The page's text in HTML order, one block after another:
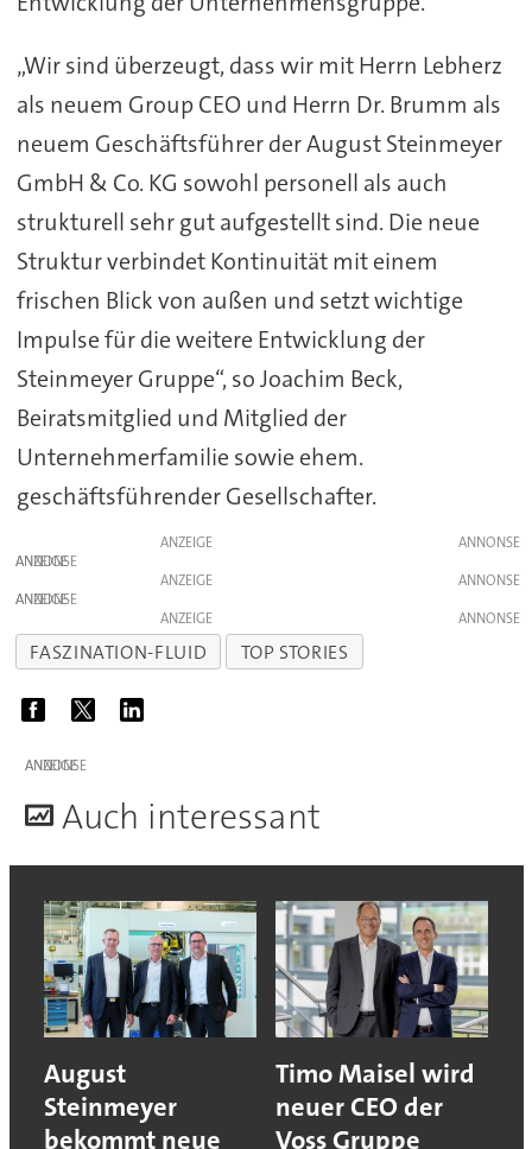
„Wir sind überzeugt, dass wir mit Herrn Lebherz
als neuem Group CEO und Herrn Dr. Brumm als
neuem Geschäftsführer der August Steinmeyer
GmbH & Co. KG sowohl personell als auch
strukturell sehr gut aufgestellt sind. Die neue
Struktur verbindet Kontinuität mit einem
frischen Blick von außen und setzt wichtige
Impulse für die weitere Entwicklung der
Steinmeyer Gruppe“, so Joachim Beck,
Beiratsmitglied und Mitglied der
Unternehmerfamilie sowie ehem.
geschäftsführender Gesellschafter.
ANZEIGE
ANZEIGE
ANZEIGE
ANZEIGE
ANZEIGE
FASZINATION-FLUID TOP STORIES
ANZEIGE
Auch interessant
August
Steinmeyer
bekommt neue
Timo Maisel wird
neuer CEO der
Voss Gruppe